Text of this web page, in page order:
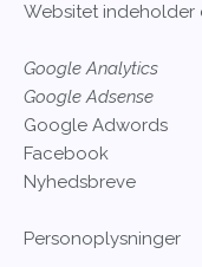
Websitet indeholder
Google Analytics
Google Adsense
Google Adwords
Facebook
Nyhedsbreve
Personoplysninger